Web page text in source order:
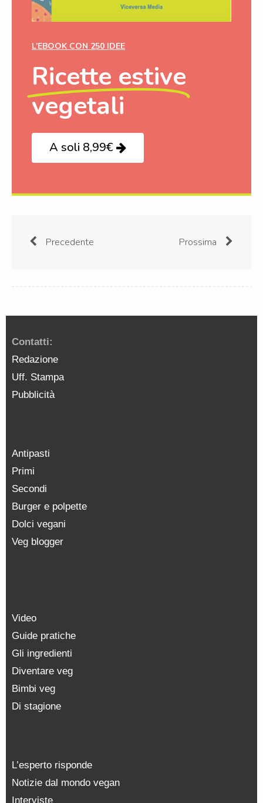
L’EBOOK CON 250 IDEE
Ricette estive
vegetali
A soli 8,99€
Precedente Prossima
Contatti:
Redazione
Uff. Stampa
Pubblicità
Antipasti
Primi
Secondi
Burger e polpette
Dolci vegani
Veg blogger
Video
Guide pratiche
Gli ingredienti
Diventare veg
Bimbi veg
Di stagione
L’esperto risponde
Notizie dal mondo vegan
Interviste